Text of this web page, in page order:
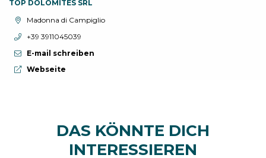
TOP DOLOMITES SRL
aria.location:
Madonna di Campiglio
aria.phone:
+39 3911045039
E-mail schreiben
aria.website:
Webseite
DAS KÖNNTE DICH
INTERESSIEREN